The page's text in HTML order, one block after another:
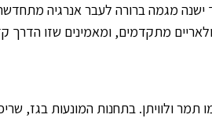
מגמה ברורה לעבר אנרגיה
ולוויתן. בתחנות המונעות בגז,